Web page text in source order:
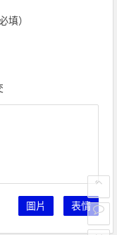
填）
圖片 表情